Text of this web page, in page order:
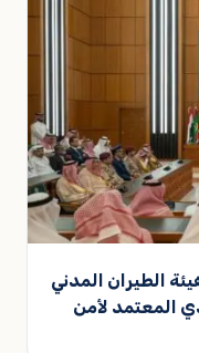
الطيران المدني
المعتمد لأمن